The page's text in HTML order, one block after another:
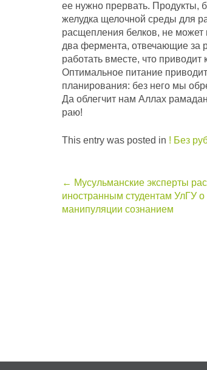
ее нужно прервать. Продукты,
желудка щелочной среды для
расщепления белков, не
два фермента, отвечающие за
работать вместе, что
Оптимальное питание
планирования: без него мы
Да облегчит нам Аллах
раю!
This entry was posted in ! Без
Post
navigation
← Мусульманские эксперты
иностранным студентам УлГУ о
манипуляции сознанием